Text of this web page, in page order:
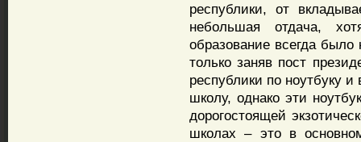
республики, от
небольшая отдача,
образование всегда
только заняв пост
республики по ноутбуку
школу, однако эти
дорогостоящей
школах – это в